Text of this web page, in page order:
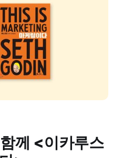
께 <이카루스